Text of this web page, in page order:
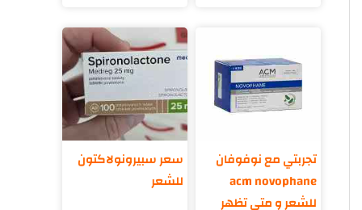
تجربتي مع نوفوفان
acm novophane
للشعر و متى تظهر
سعر سبيرونولاكتون
للشعر